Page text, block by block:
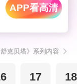
APP看高清
克贝塔》系列内容
17 18